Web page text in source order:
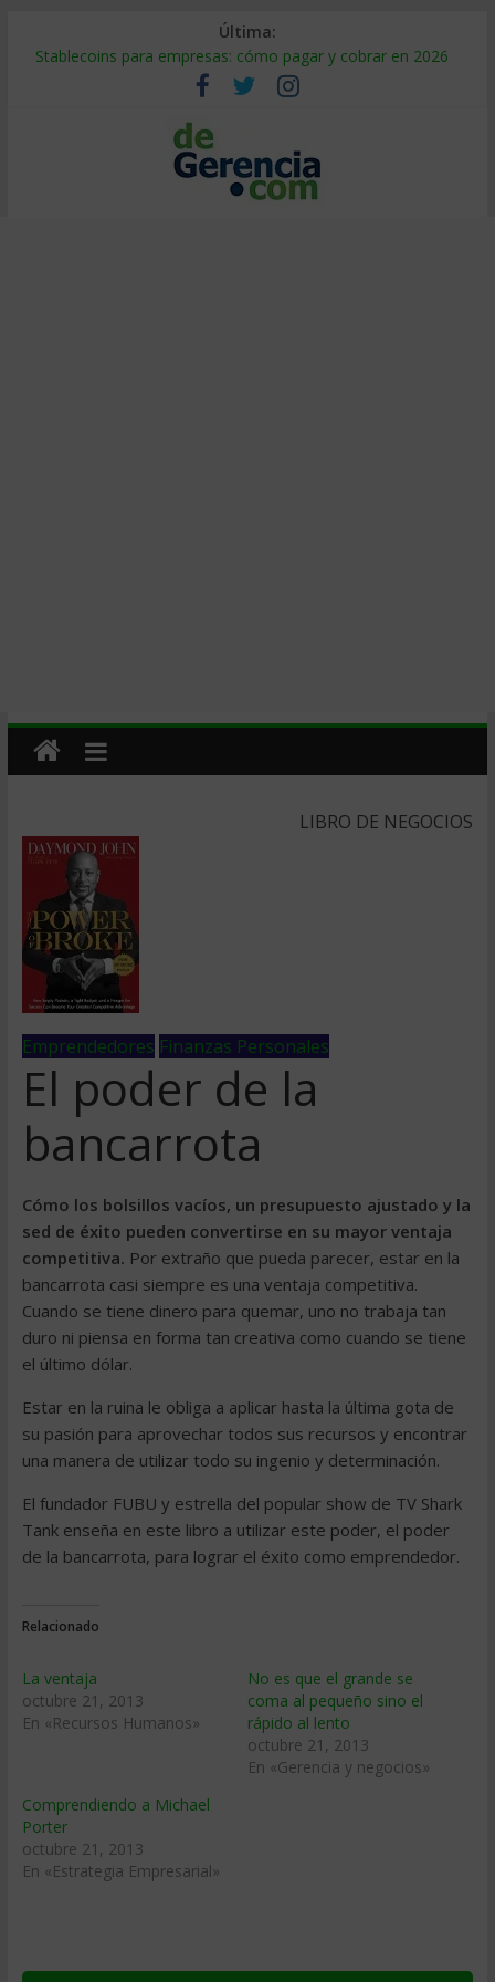
Última:
Stablecoins para empresas: cómo pagar y cobrar en 2026
Despido silencioso: qué es y por qué sale tan caro
IA en selección de personal: cómo auditarla a tiempo
Trabajo forzoso en la cadena de suministro: qué hacer
Mercado hispano de EE. UU.: cómo segmentarlo y venderle
LIBRO DE NEGOCIOS
Emprendedores Finanzas Personales
El poder de la
bancarrota
Cómo los bolsillos vacíos, un presupuesto ajustado y la
sed de éxito pueden convertirse en su mayor ventaja
competitiva. Por extraño que pueda parecer, estar en la
bancarrota casi siempre es una ventaja competitiva.
Cuando se tiene dinero para quemar, uno no trabaja tan
duro ni piensa en forma tan creativa como cuando se tiene
el último dólar.
Estar en la ruina le obliga a aplicar hasta la última gota de
su pasión para aprovechar todos sus recursos y encontrar
una manera de utilizar todo su ingenio y determinación.
El fundador FUBU y estrella del popular show de TV Shark
Tank enseña en este libro a utilizar este poder, el poder
de la bancarrota, para lograr el éxito como emprendedor.
Relacionado
La ventaja
octubre 21, 2013
En «Recursos Humanos»
No es que el grande se
coma al pequeño sino el
rápido al lento
octubre 21, 2013
En «Gerencia y negocios»
Comprendiendo a Michael
Porter
octubre 21, 2013
En «Estrategia Empresarial»